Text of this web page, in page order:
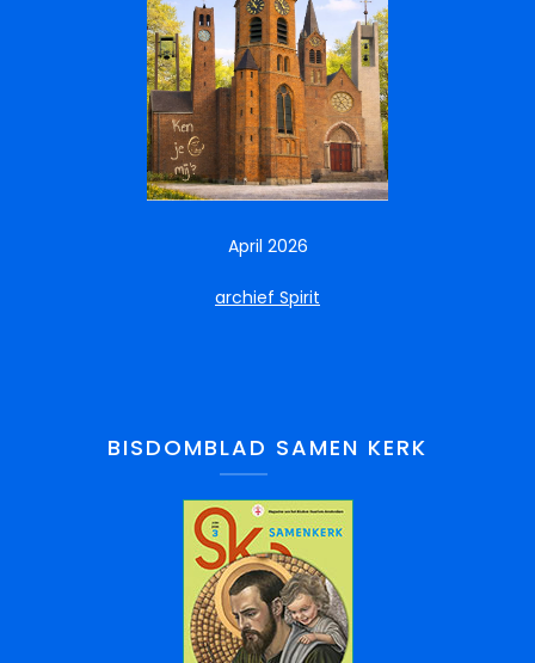
April 2026
archief Spirit
BISDOMBLAD SAMEN KERK